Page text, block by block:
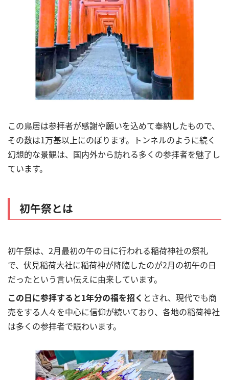
この鳥居は参拝者が感謝や願いを込めて奉納したもので、
その数は1万基以上にのぼります。トンネルのように続く
幻想的な景観は、国内外から訪れる多くの参拝者を魅了し
ています。
初午祭とは
初午祭は、2月最初の午の日に行われる稲荷神社の祭礼
で、伏見稲荷大社に稲荷神が降臨したのが2月の初午の日
だったという言い伝えに由来しています。
この日に参拝すると1年分の福を招く とされ、現代でも商
売をする人々を中心に信仰が続いており、各地の稲荷神社
は多くの参拝者で賑わいます。